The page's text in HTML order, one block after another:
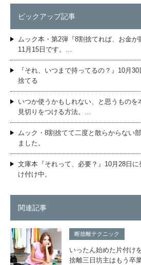
ピックアップ記事
ムック本・第2弾『8割捨てれば、お金が
11月15日です。…
『それ、いつまで持ってるの？』10月
捨てる
いつか使うかもしれない、と思うものを
見切りをつける方法。…
ムック・8割捨てて二度と散らからない
ました。
文庫本『それって、必要？』10月28日
け付け中。
関連記事
断捨離テクニック
いったん始めた片付け
捨離三日坊主はもう卒業